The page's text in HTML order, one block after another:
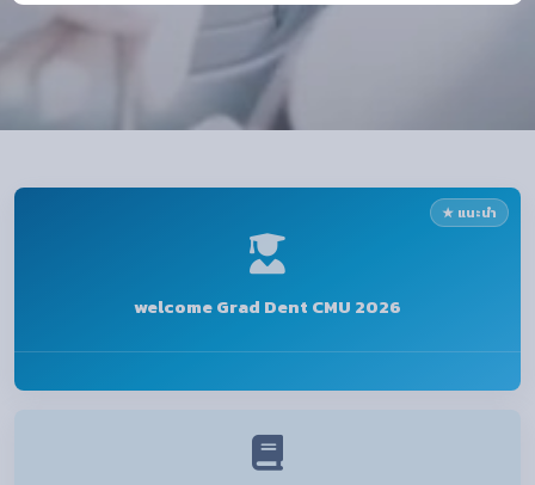
★ แนะนำ
welcome Grad Dent CMU 2026